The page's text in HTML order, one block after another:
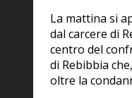
La mattina si
dal carcere di
centro del
di Rebibbia
oltre la